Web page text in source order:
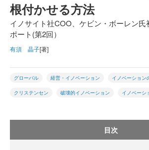
根付かせる方法
イノサイト社COO、ケビン・ボーレン氏
ポート(第2回）
有須 晶子[著]
グローバル 経営・イノベーション イノベーション
クリステンセン 破壊的イノベーション イノベーシ
目次